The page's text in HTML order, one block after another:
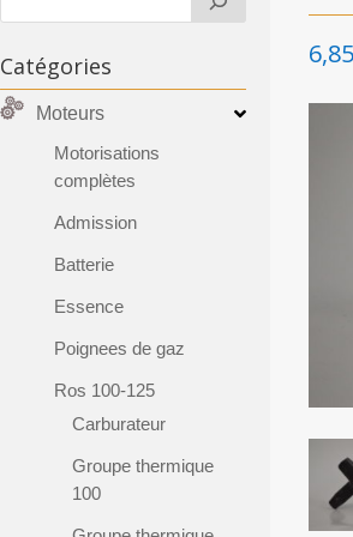
Catégories
Moteurs
Motorisations
complètes
Admission
Batterie
Essence
Poignees de gaz
Ros 100-125
Carburateur
Groupe thermique
100
6,85